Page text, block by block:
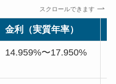
スクロールできます
金利（実質年率）
14.959%〜17.950%